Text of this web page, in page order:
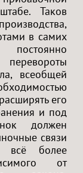
Таков
в самих
всеобщей
его
и под
должен
связи
всё более
от